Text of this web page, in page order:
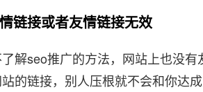
链接或者友情链接无效
解seo推广的方法，网站上也没
的链接，别人压根就不会和你达